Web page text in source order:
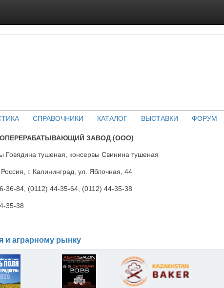
СПРАВОЧНИКИ КАТАЛОГ ВЫСТАВКИ ФОРУМ
ЗАВОД (ООО)
Говядина тушеная, консервы Свинина тушеная
г. Калининград, ул. Яблочная, 44
36-84, (0112) 44-35-64, (0112) 44-35-38
35-38
и аграрному рынку